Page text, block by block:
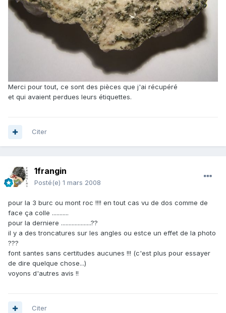
Merci pour tout, ce sont des pièces que j'ai récupéré
et qui avaient perdues leurs étiquettes.
Citer
1frangin
Posté(e) 1 mars 2008
pour la 3 burc ou mont roc !!!! en tout cas vu de dos comme de
face ça colle ...........
pour la derniere ....................??
il y a des troncatures sur les angles ou estce un effet de la photo
???
font santes sans certitudes aucunes !!! (c'est plus pour essayer
de dire quelque chose...)
voyons d'autres avis !!
Citer